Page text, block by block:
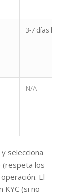
3-7 días
N/A
selecciona
(respeta los
El
(si no